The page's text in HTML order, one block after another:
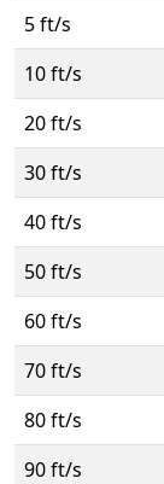
5 ft/s
10 ft/s
20 ft/s
30 ft/s
40 ft/s
50 ft/s
60 ft/s
70 ft/s
80 ft/s
90 ft/s